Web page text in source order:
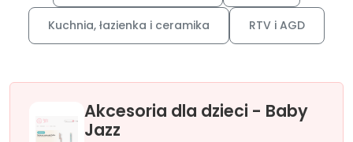
Kuchnia, łazienka i ceramika RTV i AGD
Akcesoria dla dzieci - Baby
Jazz